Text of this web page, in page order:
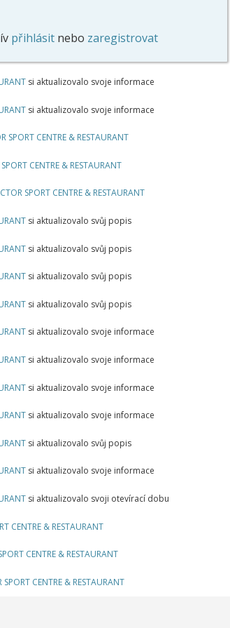
přihlásitnebo zaregistrovat
si aktualizovalo svoje informace
si aktualizovalo svoje informace
SPORT CENTRE & RESTAURANT
CENTRE & RESTAURANT
SPORT CENTRE & RESTAURANT
si aktualizovalo svůj popis
si aktualizovalo svůj popis
si aktualizovalo svůj popis
si aktualizovalo svůj popis
si aktualizovalo svoje informace
si aktualizovalo svoje informace
si aktualizovalo svoje informace
si aktualizovalo svoje informace
si aktualizovalo svůj popis
si aktualizovalo svoje informace
si aktualizovalo svoji otevírací dobu
CENTRE & RESTAURANT
CENTRE & RESTAURANT
SPORT CENTRE & RESTAURANT